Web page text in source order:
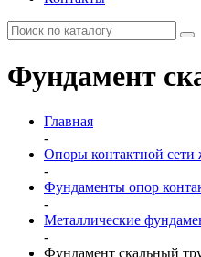
Фундамент
Главная
-
Опоры контактной сети
-
Фундаменты опор
-
Металлические
-
Фундамент скальный